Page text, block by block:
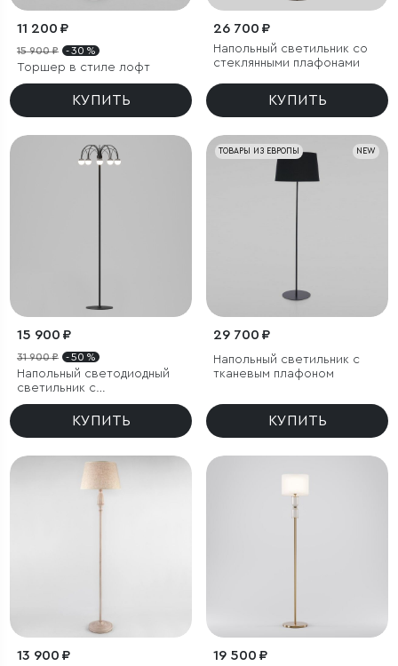
11 200 ₽
15 900 ₽ - 30 %
Торшер в стиле лофт
КУПИТЬ
26 700 ₽
Напольный светильник со
стеклянными плафонами
КУПИТЬ
15 900 ₽
31 900 ₽ - 50 %
Напольный светодиодный
светильник с
регулировкой цветовой
температуры Ragno
КУПИТЬ
NEW
ТОВАРЫ ИЗ ЕВРОПЫ
29 700 ₽
Напольный светильник с
тканевым плафоном
КУПИТЬ
13 900 ₽ 19 500 ₽